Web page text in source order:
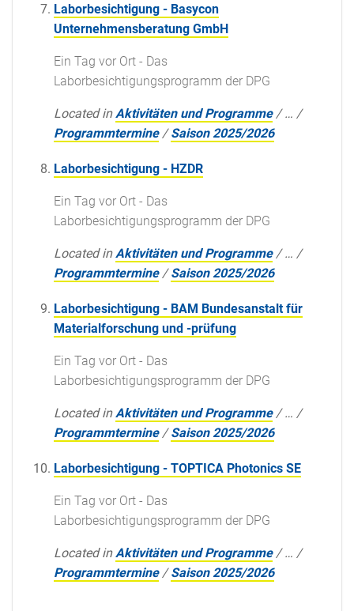
Laborbesichtigung - Basycon
Unternehmensberatung GmbH
Ein Tag vor Ort - Das
Laborbesichtigungsprogramm der DPG
Located in Aktivitäten und Programme /… /
Programmtermine /Saison 2025/2026
Laborbesichtigung - HZDR
Ein Tag vor Ort - Das
Laborbesichtigungsprogramm der DPG
Located in Aktivitäten und Programme /… /
Programmtermine /Saison 2025/2026
Laborbesichtigung - BAM Bundesanstalt für
Materialforschung und -prüfung
Ein Tag vor Ort - Das
Laborbesichtigungsprogramm der DPG
Located in Aktivitäten und Programme /… /
Programmtermine /Saison 2025/2026
Laborbesichtigung - TOPTICA Photonics SE
Ein Tag vor Ort - Das
Laborbesichtigungsprogramm der DPG
Located in Aktivitäten und Programme /… /
Programmtermine /Saison 2025/2026